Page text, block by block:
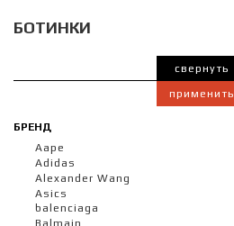
БОТИНКИ
БРЕНД
Aape
Adidas
Alexander Wang
Asics
balenciaga
применить
свернуть